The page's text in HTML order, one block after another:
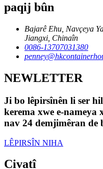
paqij bûn
Bajarê Ehu, Navçeya
Jiangxi, Chinaîn
0086-13707031380
NEWLETTER
Ji bo lêpirsînên li ser
kerema xwe e-nameya
nav 24 demjimêran de
LÊPIRSÎN NIHA
Civatî